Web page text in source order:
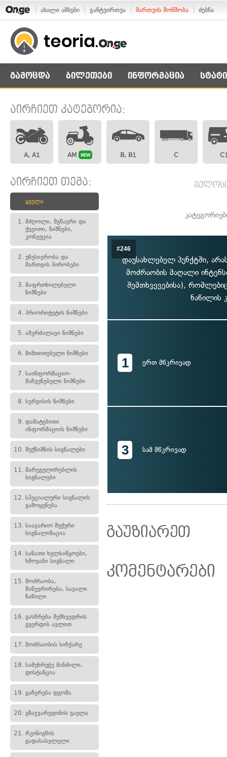
ახალი ამბები განტვირთვა მართვის მოწმობა ძებნა
გამოცდა ბილეთები ინფორმაცია
აირჩიეთ კატეგორია:
A, A1 AM NEW B, B1 C
აირჩიეთ თემა:
ყველა
1. მძღოლი, მგზავრი და
ქვეითი, ნიშნები,
კონვეცია
2. უწესივრობა და
მართვის პირობები
3. მაფრთხილებელი
ნიშნები
4. პრიორიტეტის ნიშნები
5. ამკრძალავი ნიშნები
6. მიმთითებელი ნიშნები
7. საინფორმაციო-
მაჩვენებელი ნიშნები
8. სერვისის ნიშნები
9. დამატებითი
ინფორმაციის ნიშნები
10. შუქნიშნის სიგნალები
11. მარეგულირებლის
სიგნალები
12. სპეციალური სიგნალის
გამოყენება
13. საავარიო შუქური
სიგნალიზაცია
14. სანათი ხელსაწყოები,
ხმოვანი სიგნალი
15. მოძრაობა,
მანევრირება, სავალი
ნაწილი
16. გასწრება შემხვედრის
გვერდის ავლით
17. მოძრაობის სიჩქარე
18. სამუხრუჭე მანძილი,
დისტანცია
19. გაჩერება დგომა
20. გზაჯვარედინის გავლა
21. რკინიგზის
გადასასვლელი
#246
დაუსახლებელ პუნქტში,
მოძრაობის მაღალი
შემთხვევებისა),
ნაწილის
1 ერთ მწკრივად
3 სამ მწკრივად
გაუზიარეთ
კომენტარები